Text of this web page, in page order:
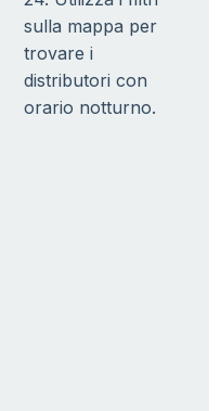
sulla mappa per
trovare i
distributori con
orario notturno.